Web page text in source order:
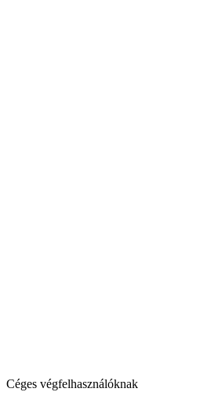
Céges végfelhasználóknak